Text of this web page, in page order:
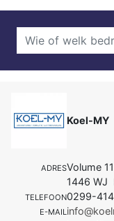
Koel-MY
ADRESVolume
1446 WJ
TELEFOON0299-
E-MAIL